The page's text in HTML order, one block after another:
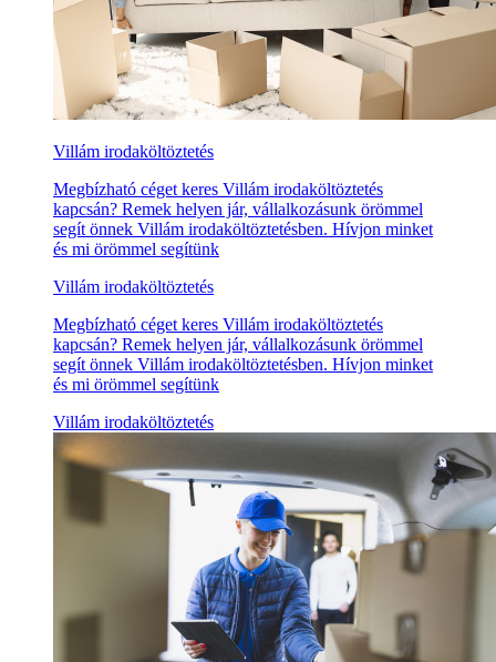
Villám irodaköltöztetés
Megbízható céget keres Villám irodaköltöztetés
kapcsán? Remek helyen jár, vállalkozásunk örömmel
segít önnek Villám irodaköltöztetésben. Hívjon minket
és mi örömmel segítünk
Villám irodaköltöztetés
Megbízható céget keres Villám irodaköltöztetés
kapcsán? Remek helyen jár, vállalkozásunk örömmel
segít önnek Villám irodaköltöztetésben. Hívjon minket
és mi örömmel segítünk
Villám irodaköltöztetés